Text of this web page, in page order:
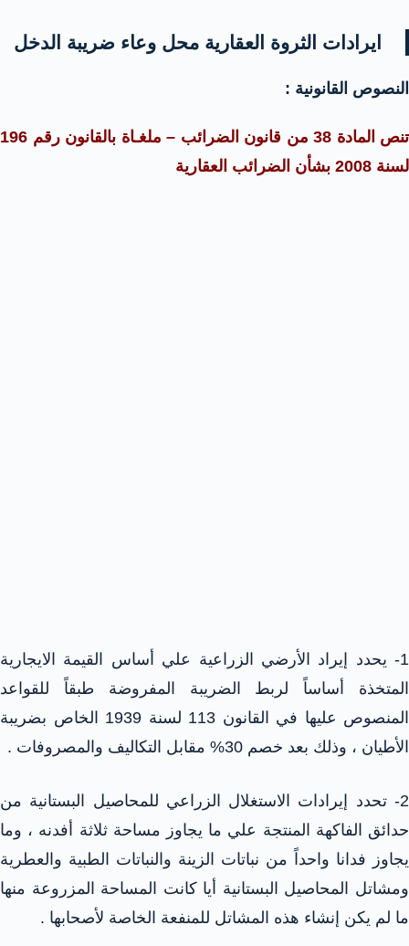
ايرادات الثروة العقارية محل وعاء ضريبة الدخل
النصوص القانونية :
تنص المادة 38 من قانون الضرائب – ملغـاة بالقانون رقم 196
لسنة 2008 بشأن الضرائب العقارية
1- يحدد إيراد الأرضي الزراعية علي أساس القيمة الايجارية
المتخذة أساساً لربط الضريبة المفروضة طبقاً للقواعد
المنصوص عليها في القانون 113 لسنة 1939 الخاص بضريبة
الأطيان ، وذلك بعد خصم 30% مقابل التكاليف والمصروفات .
2- تحدد إيرادات الاستغلال الزراعي للمحاصيل البستانية من
حدائق الفاكهة المنتجة علي ما يجاوز مساحة ثلاثة أفدنه ، وما
يجاوز فدانا واحداً من نباتات الزينة والنباتات الطبية والعطرية
ومشاتل المحاصيل البستانية أيا كانت المساحة المزروعة منها
ما لم يكن إنشاء هذه المشاتل للمنفعة الخاصة لأصحابها .